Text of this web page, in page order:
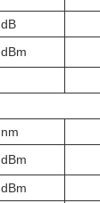
dB
dBm
nm
dBm
dBm